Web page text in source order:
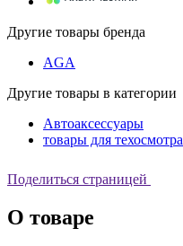
Другие товары бренда
AGA
Другие товары в категории
Автоаксессуары
товары для техосмотра
Поделиться страницей
О товаре